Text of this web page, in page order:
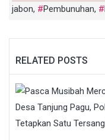
jabon, Pembunuhan,
RELATED POSTS